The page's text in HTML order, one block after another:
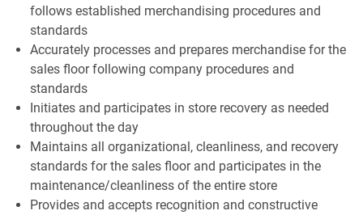
follows established merchandising procedures and
standards
Accurately processes and prepares merchandise for the
sales floor following company procedures and
standards
Initiates and participates in store recovery as needed
throughout the day
Maintains all organizational, cleanliness, and recovery
standards for the sales floor and participates in the
maintenance/cleanliness of the entire store
Provides and accepts recognition and constructive